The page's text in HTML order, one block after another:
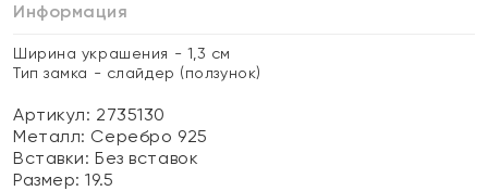
Информация
Ширина украшения - 1,3 см
Тип замка - слайдер (ползунок)
Артикул: 2735130
Металл: Серебро 925
Вставки:Без вставок
Размер:19.5